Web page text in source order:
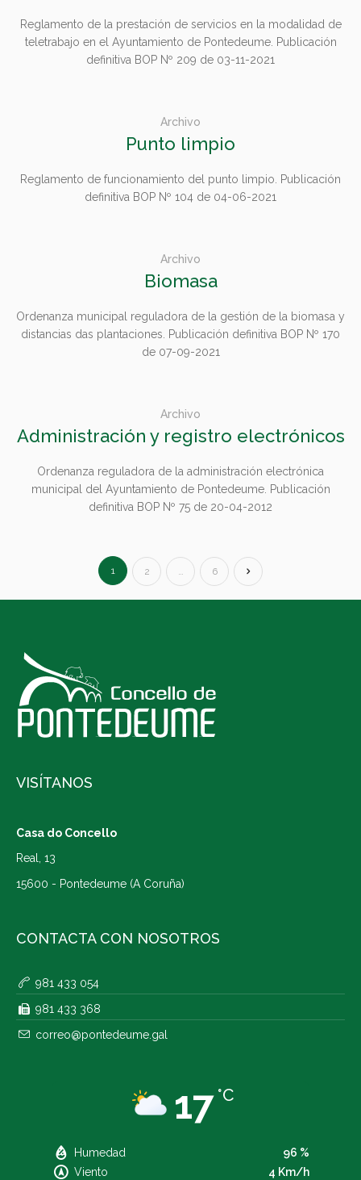
Reglamento de la prestación de servicios en la modalidad de
teletrabajo en el Ayuntamiento de Pontedeume. Publicación
definitiva BOP Nº 209 de 03-11-2021
Archivo
Punto limpio
Reglamento de funcionamiento del punto limpio. Publicación
definitiva BOP Nº 104 de 04-06-2021
Archivo
Biomasa
Ordenanza municipal reguladora de la gestión de la biomasa y
distancias das plantaciones. Publicación definitiva BOP Nº 170
de 07-09-2021
Archivo
Administración y registro electrónicos
Ordenanza reguladora de la administración electrónica
municipal del Ayuntamiento de Pontedeume. Publicación
definitiva BOP Nº 75 de 20-04-2012
1 2 6
VISÍTANOS
Casa do Concello
Real, 13
15600 - Pontedeume (A Coruña)
CONTACTA CON NOSOTROS
981 433 054
981 433 368
correo@pontedeume.gal
17 °C
Humedad
96 %
Viento
4 Km/h